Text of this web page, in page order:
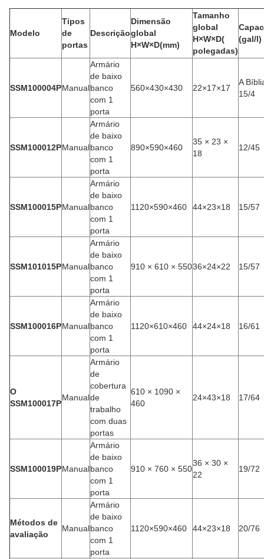
Modelo
Tipos
de
portas
Descrição
Dimensão
global
H×W×D(mm)
Tamanho
global
H×W×D(
polegadas)
(gal/l)
SSM100004PManual
Armário
de baixo
banco
com 1
porta
560×430×430 22×17×17
A
15/4
SSM100012PManual
Armário
de baixo
banco
com 1
porta
890×590×460
35 × 23 ×
18
12/45
SSM100015PManual
Armário
de baixo
banco
com 1
porta
1120×590×460 44×23×18 15/57
SSM101015PManual
Armário
de baixo
banco
com 1
porta
910 × 610 × 55036×24×22 15/57
SSM100016PManual
Armário
de baixo
banco
com 1
porta
1120×610×460 44×24×18 16/61
O
SSM100017P
Manual
Armário
de
cobertura
de
trabalho
com duas
portas
610 × 1090 ×
460
24×43×18 17/64
SSM100019PManual
Armário
de baixo
banco
com 1
porta
910 × 760 × 550
36 × 30 ×
22
19/72
Métodos de
avaliação
Manual
Armário
de baixo
banco
com 1
porta
1120×590×460 44×23×18 20/76